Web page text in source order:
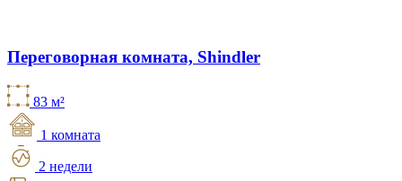
Переговорная комната, Shindler
83 м²
1 комната
2 недели